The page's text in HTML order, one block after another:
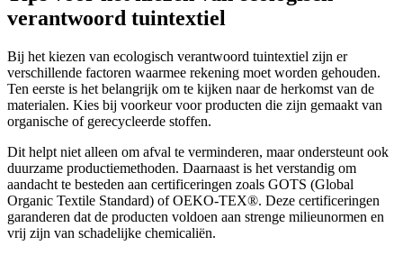
verantwoord tuintextiel
Bij het kiezen van ecologisch verantwoord tuintextiel zijn er
verschillende factoren waarmee rekening moet worden gehouden.
Ten eerste is het belangrijk om te kijken naar de herkomst van de
materialen. Kies bij voorkeur voor producten die zijn gemaakt van
organische of gerecycleerde stoffen.
Dit helpt niet alleen om afval te verminderen, maar ondersteunt ook
duurzame productiemethoden. Daarnaast is het verstandig om
aandacht te besteden aan certificeringen zoals GOTS (Global
Organic Textile Standard) of OEKO-TEX®. Deze certificeringen
garanderen dat de producten voldoen aan strenge milieunormen en
vrij zijn van schadelijke chemicaliën.